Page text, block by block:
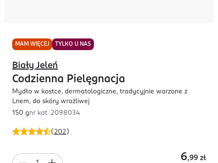
MAM WIĘCEJ TYLKO U NAS
(202 )
Biały Jeleń
Codzienna Pielęgnacja
Mydło w kostce, dermatologiczne, tradycyjnie warzone z
Lnem, do skóry wrażliwej
150 gnr kat. 2098034
6,99 zł